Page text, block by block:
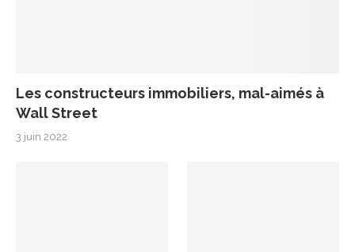
Les constructeurs immobiliers, mal-aimés à
Wall Street
3 juin 2022